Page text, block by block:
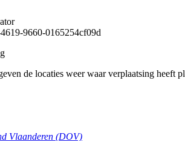
9660-0165254cf09d
de locaties weer waar verplaatsing heeft
Vlaanderen (DOV)